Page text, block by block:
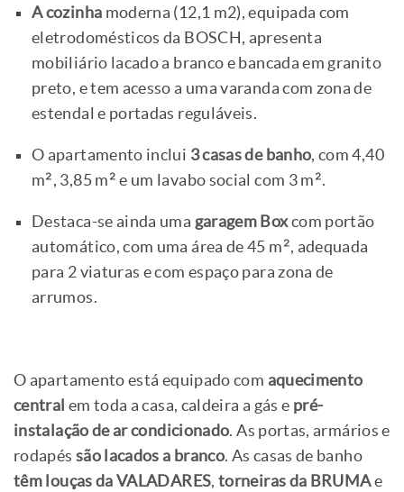
A cozinha moderna (12,1 m2), equipada com
eletrodomésticos da BOSCH, apresenta
mobiliário lacado a branco e bancada em granito
preto, e tem acesso a uma varanda com zona de
estendal e portadas reguláveis.
O apartamento inclui 3 casas de banho, com 4,40
m², 3,85 m² e um lavabo social com 3 m².
Destaca-se ainda uma garagem Boxcom portão
automático, com uma área de 45 m², adequada
para 2 viaturas e com espaço para zona de
arrumos.
O apartamento está equipado com aquecimento
central em toda a casa, caldeira a gás e pré-
instalação de ar condicionado. As portas, armários e
rodapés são lacados a branco. As casas de banho
têm louças da VALADARES,torneiras da BRUMAe